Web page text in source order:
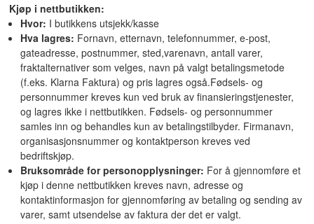
Kjøp i nettbutikken:
Hvor: I butikkens utsjekk/kasse
Hva lagres: Fornavn, etternavn, telefonnummer, e-post,
gateadresse, postnummer, sted,varenavn, antall varer,
fraktalternativer som velges, navn på valgt betalingsmetode
(f.eks. Klarna Faktura) og pris lagres også.Fødsels- og
personnummer kreves kun ved bruk av finansieringstjenester,
og lagres ikke i nettbutikken. Fødsels- og personnummer
samles inn og behandles kun av betalingstilbyder. Firmanavn,
organisasjonsnummer og kontaktperson kreves ved
bedriftskjøp.
Bruksområde for personopplysninger: For å gjennomføre et
kjøp i denne nettbutikken kreves navn, adresse og
kontaktinformasjon for gjennomføring av betaling og sending av
varer, samt utsendelse av faktura der det er valgt.